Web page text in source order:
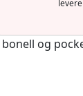
og